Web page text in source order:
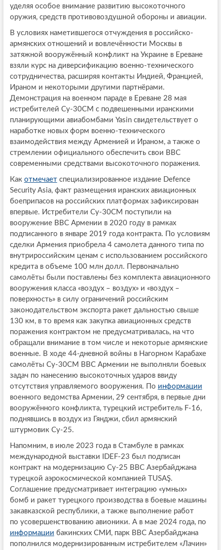
уделяя особое внимание развитию высокоточного
оружия, средств противовоздушной обороны и авиации.
В условиях наметившегося отчуждения в российско-
армянских отношений и вовлечённости Москвы в
затяжной вооружённый конфликт на Украине в Ереване
взяли курс на диверсификацию военно-технического
сотрудничества, расширяя контакты Индией, Францией,
Ираном и некоторыми другими партнёрами.
Демонстрация на военном параде в Ереване 28 мая
истребителей Су-30СМ с подвешенными иранскими
планирующими авиабомбами Yasin свидетельствует о
наработке новых форм военно-технического
взаимодействия между Арменией и Ираном, а также о
стремлении официального обеспечить свои ВВС
современными средствами высокоточного поражения.
Как отмечаетспециализированное издание Defence
Security Asia, факт размещения иранских авиационных
боеприпасов на российских платформах зафиксирован
впервые. Истребители Су-30СМ поступили на
вооружение ВВС Армении в 2020 году в рамках
подписанного в январе 2019 года контракта. По условиям
сделки Армения приобрела 4 самолета данного типа по
внутрироссийским ценам с использованием российского
кредита в объеме 100 млн долл. Первоначально
самолёты были поставлены без комплекта авиационного
вооружения класса «воздух – воздух» и «воздух –
поверхность» в силу ограничений российским
законодательством экспорта ракет дальностью свыше
130 км, в то время как закупка авиационных средств
поражения контрактом не предусматривалась, на что
обращали внимание в том числе и некоторые армянские
военные. В ходе 44-дневной войны в Нагорном Карабахе
самолёты Су-30СМ ВВС Армении не выполняли боевых
задач по нанесению высокоточных ударов ввиду
отсутствия управляемого вооружения. По информации
военного ведомства Армении, 29 сентября, в первые дни
вооружённого конфликта, турецкий истребитель F-16,
поднявшись в воздух из Гянджи, сбил армянский
штурмовик Су-25.
Напомним, в июле 2023 года в Стамбуле в рамках
международной выставки IDEF-23 был подписан
контракт на модернизацию Су-25 ВВС Азербайджана
турецкой аэрокосмической компанией TUSAŞ.
Соглашение предусматривает интеграцию «умных»
бомб и ракет турецкого производства в боевые машины
закавказской республики, а также выполнение работ
по усовершенствованию авионики. А в мае 2024 года, по
информации бакинских СМИ, парк ВВС Азербайджана
пополнился модернизированным истребителем «Лачин»